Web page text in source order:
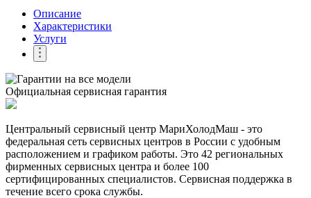
Описание
Характеристики
Услуги
Официальная сервисная гарантия
Центральный сервисный центр МариХолодМаш - это
федеральная сеть сервисных центров в России с удобным
расположением и графиком работы. Это 42 региональных
фирменных сервисных центра и более 100
сертифицированных специалистов. Сервисная поддержка в
течение всего срока службы.